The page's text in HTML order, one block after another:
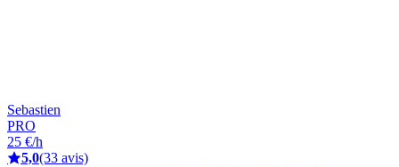
Sebastien
PRO
25 €/h
5,0(33 avis)